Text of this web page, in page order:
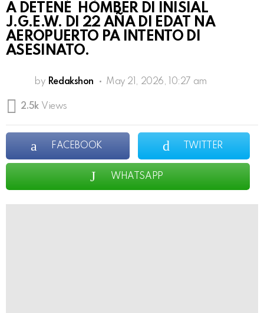
A DETENÉ HÒMBER DI INISIAL
J.G.E.W. DI 22 AÑA DI EDAT NA
AEROPUERTO PA INTENTO DI
ASESINATO.
by Redakshon May 21, 2026, 10:27 am
2.5k Views
FACEBOOK TWITTER
WHATSAPP